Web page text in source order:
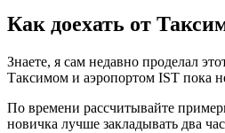
Как доехать от
Знаете, я сам недавно проделал
Таксимом и аэропортом IST пока
По времени рассчитывайте
новичка лучше закладывать два